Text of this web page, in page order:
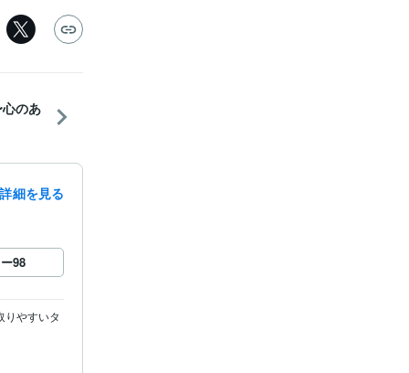
のあ
細を見る
98
りやすいタ